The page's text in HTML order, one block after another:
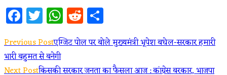
Facebook
Twitter
WhatsApp
Reddit
Previous Postएग्जिट पोल पर बोले मुख्यमंत्री भूपेश बघेल-सरकार हमारी
भारी बहुमत से बनेगी
Next Postकिसकी सरकार जनता का फैसला आज : कांग्रेस बरकार, भाजपा